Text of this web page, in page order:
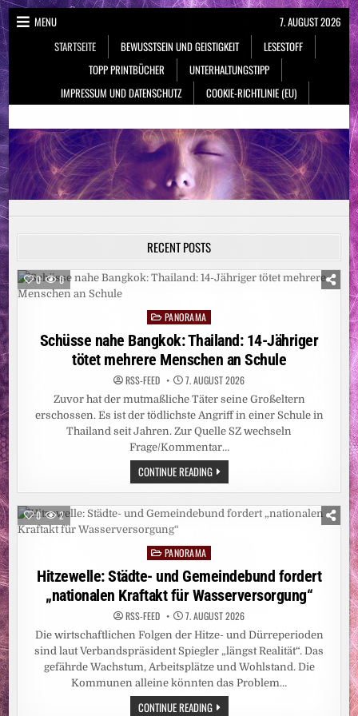
Skip
to
content
MENU
STARTSEITE
BEWUSSTSEIN UND GEISTIGKEIT
LESESTOFF
TOPP PRINTBÜCHER
UNTERHALTUNGSTIPP
IMPRESSUM UND DATENSCHUTZ
COOKIE-RICHTLINIE (EU)
7. AUGUST 2026
NeueSpiritualität.de
RECENT POSTS
0 0
PostedPANORAMA
Schüsse nahe Bangkok: Thailand: 14-Jähriger
tötet mehrere Menschen an Schule
RSS-FEED 7. AUGUST 2026
Zuvor hat der mutmaßliche Täter seine Großeltern
erschossen. Es ist der tödlichste Angriff in einer Schule in
Thailand seit Jahren. Zur Quelle SZ wechseln
Frage/Kommentar…
CONTINUE READINGSCHÜSSE
NAHE
BANGKOK:
14-
JÄHRIGER
SCHULE
0 2
PostedPANORAMA
Hitzewelle: Städte- und Gemeindebund fordert
„nationalen Kraftakt für Wasserversorgung“
RSS-FEED 7. AUGUST 2026
Die wirtschaftlichen Folgen der Hitze- und Dürreperioden
sind laut Verbandspräsident Spiegler „längst Realität“. Das
gefährde Wachstum, Arbeitsplätze und Wohlstand. Die
Kommunen alleine könnten das Problem…
CONTINUE READINGHITZEWELLE: